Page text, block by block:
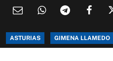
ASTURIAS GIMENA LLAMEDO